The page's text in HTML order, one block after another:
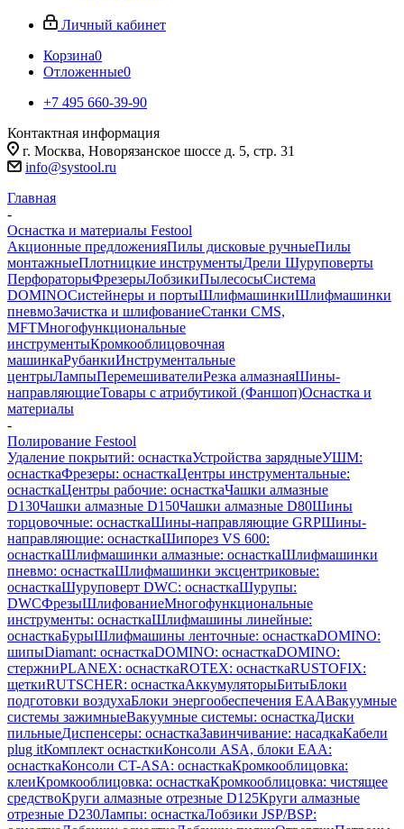
Личный кабинет
Корзина0
Отложенные0
+7 495 660-39-90
Контактная информация
г. Москва, Новорязанское шоссе д. 5, стр. 31
info@systool.ru
Главная
-
Оснастка и материалы Festool
Акционные предложенияПилы дисковые ручныеПилы
монтажныеПлотницкие инструментыДрели Шуруповерты
ПерфораторыФрезерыЛобзикиПылесосыСистема
DOMINOСистейнеры и портыШлифмашинкиШлифмашинки
пневмоЗачистка и шлифованиеСтанки CMS,
MFTМногофункциональные
инструментыКромкооблицовочная
машинкаРубанкиИнструментальные
центрыЛампыПеремешивателиРезка алмазнаяШины-
направляющиеТовары с атрибутикой (Фаншоп)Оснастка и
материалы
-
Полирование Festool
Удаление покрытий: оснасткаУстройства зарядныеУШМ:
оснасткаФрезеры: оснасткаЦентры инструментальные:
оснасткаЦентры рабочие: оснасткаЧашки алмазные
D130Чашки алмазные D150Чашки алмазные D80Шины
торцовочные: оснасткаШины-направляющие GRPШины-
направляющие: оснасткаШипорез VS 600:
оснасткаШлифмашинки алмазные: оснасткаШлифмашинки
пневмо: оснасткаШлифмашинки эксцентриковые:
оснасткаШуруповерт DWC: оснасткаШурупы:
DWCФрезыШлифованиеМногофункциональные
инструменты: оснасткаШлифмашины линейные:
оснасткаБурыШлифмашины ленточные: оснасткаDOMINO:
шипыDiamant: оснасткаDOMINO: оснасткаDOMINO:
стержниPLANEX: оснасткаROTEX: оснасткаRUSTOFIX:
щеткиRUTSCHER: оснасткаАккумуляторыБитыБлоки
подготовки воздухаБлоки энергообеспечения EAAВакуумные
системы зажимныеВакуумные системы: оснасткаДиски
пильныеДиспенсеры: оснасткаЗавинчивание: насадкаКабели
plug itКомплект оснасткиКонсоли ASA, блоки EAA:
оснасткаКонсоли CT-ASA: оснасткаКромкооблицовка:
клеиКромкооблицовка: оснасткаКромкооблицовка: чистящее
средствоКруги алмазные отрезные D125Круги алмазные
отрезные D230Лампы: оснасткаЛобзики JSP/BSP: